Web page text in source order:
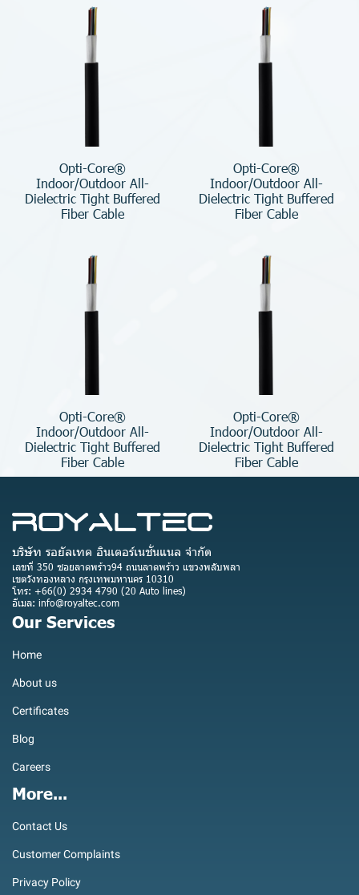
Opti-Core®
Indoor/Outdoor All-
Dielectric Tight Buffered
Fiber Cable
Opti-Core®
Indoor/Outdoor All-
Dielectric Tight Buffered
Fiber Cable
Opti-Core®
Indoor/Outdoor All-
Dielectric Tight Buffered
Fiber Cable
Opti-Core®
Indoor/Outdoor All-
Dielectric Tight Buffered
Fiber Cable
บริษัท รอยัลเทค อินเตอร์เนชั่นแนล จำกัด
เลขที่ 350 ซอยลาดพร้าว94 ถนนลาดพร้าว แขวงพลับพลา
เขตวังทองหลาง กรุงเทพมหานคร 10310
โทร: +66(0) 2934 4790 (20 Auto lines)
อีเมล: info@royaltec.com
Our Services
Home
About us
Certificates
Blog
Careers
More...
Contact Us
Customer Complaints
Privacy Policy